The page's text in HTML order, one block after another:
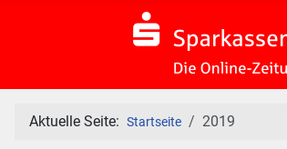
Aktuelle Seite: Startseite 2019